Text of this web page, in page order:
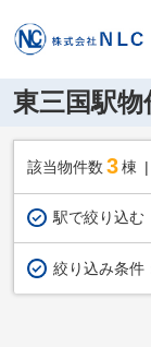
東三国駅物
該当物件数 3棟
駅で絞り込む
絞り込み条件